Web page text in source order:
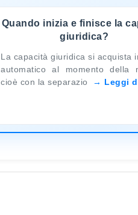
Quando inizia e finisce la
giuridica?
La capacità giuridica si acquista
automatico al momento della
cioè con la separazio
Leggi